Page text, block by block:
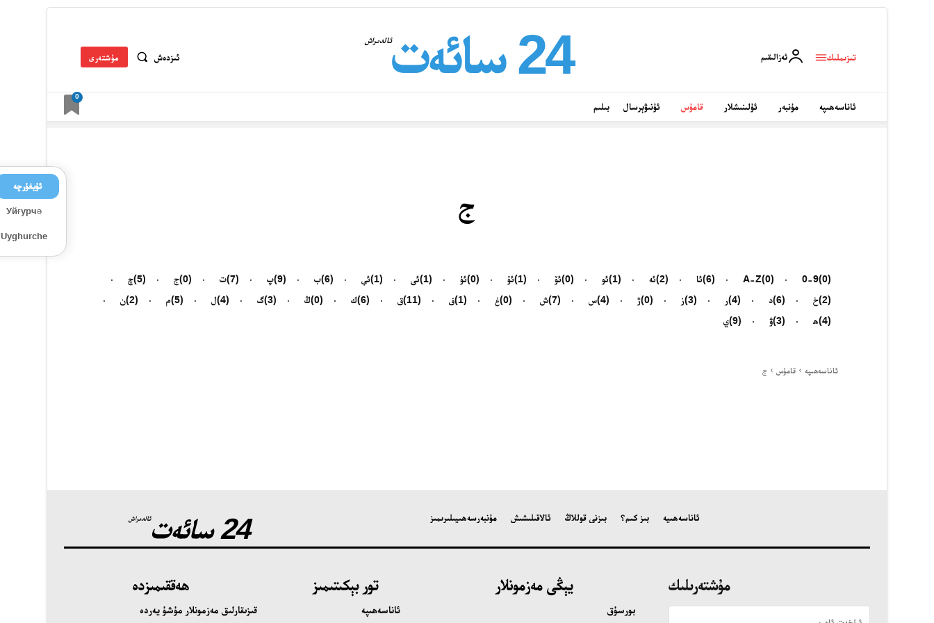
تىزىملىك ئەزالىقىم 24 سائەت ئالدىراش
ئىزدەش مۇشتەرى
ئاناسەھىپە مۇنبەر ئۇلىنىشلار قامۇس ئۇنىۋېرسال بىلىم
0
ج
0-9 (0)
A-Z (0) ئا (6) ئە (2) ئو (1) ئۆ (0) ئۇ (1) ئۈ (0) ئى (1) ئې (1) ب (6) پ (9) ت (7) ج (0) چ
(5)
خ
(2) د (6) ر (4) ز (3) ژ (0) س (4) ش (7) غ (0) ف (1) ق (11) ك (6) ڭ (0) گ (3) ل (4) م (5) ن
(2)
ھ
(4) ۋ (3) ي (9)
ئاناسەھىپە قامۇس ج
24 سائەت ئالدىراش ئاناسەھىپە بىز كىم؟ بىزنى قوللاڭ ئالاقىلىشىش مۇنبەرسەھىپىلىرىمىز
ھەققىمىزدە
قىزىقارلىق مەزمونلار مۇشۇ يەردە
تور بېكىتىمىز
ئاناسەھىپە
يېڭى مەزمونلار
بورسۇق
مۇشتەرىلىك
ئۇيغۇرچە
Уйғурчә
Uyghurche